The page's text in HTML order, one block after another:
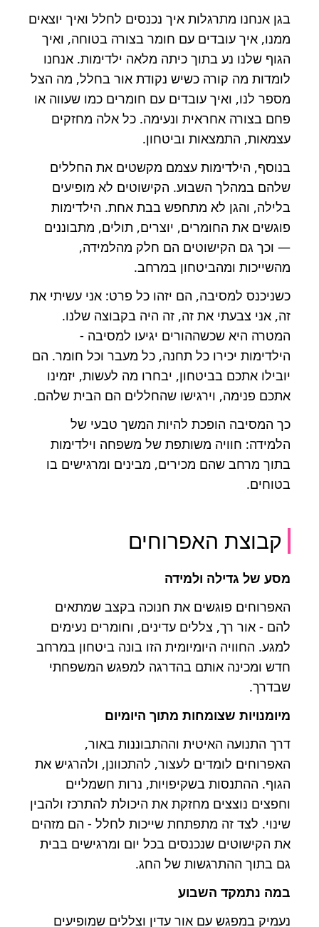
בגן אנחנו מתרגלות איך נכנסים לחלל ואיך יוצאים
ממנו, איך עובדים עם חומר בצורה בטוחה, ואיך
הגוף שלנו נע בתוך כיתה מלאה ילדימות. אנחנו
לומדות מה קורה כשיש נקודת אור בחלל, מה הצל
מספר לנו, ואיך עובדים עם חומרים כמו שעווה או
פחם בצורה אחראית ונעימה. כל אלה מחזקים
עצמאות, התמצאות וביטחון.
בנוסף, הילדימות עצמם מקשטים את החללים
שלהם במהלך השבוע. הקישוטים לא מופיעים
בלילה, והגן לא מתחפש בבת אחת. הילדימות
פוגשים את החומרים, יוצרים, תולים, מתבוננים
— וכך גם הקישוטים הם חלק מהלמידה,
מהשייכות ומהביטחון במרחב.
כשניכנס למסיבה, הם יזהו כל פרט: אני עשיתי את
זה, אני צבעתי את זה, זה היה בקבוצה שלנו.
המטרה היא שכשההורים יגיעו למסיבה -
הילדימות יכירו כל תחנה, כל מעבר וכל חומר. הם
יובילו אתכם בביטחון, יבחרו מה לעשות, יזמינו
אתכם פנימה, וירגישו שהחללים הם הבית שלהם.
כך המסיבה הופכת להיות המשך טבעי של
הלמידה: חוויה משותפת של משפחה וילדימות
בתוך מרחב שהם מכירים, מבינים ומרגישים בו
בטוחים.
קבוצת האפרוחים
מסע של גדילה ולמידה
האפרוחים פוגשים את חנוכה בקצב שמתאים
להם - אור רך, צללים עדינים, וחומרים נעימים
למגע. החוויה היומיומית הזו בונה ביטחון במרחב
חדש ומכינה אותם בהדרגה למפגש המשפחתי
שבדרך.
מיומנויות שצומחות מתוך היומיום
דרך התנועה האיטית וההתבוננות באור,
האפרוחים לומדים לעצור, להתכוונן, ולהרגיש את
הגוף. ההתנסות בשקיפויות, נרות חשמליים
וחפצים נוצצים מחזקת את היכולת להתרכז ולהבין
שינוי. לצד זה מתפתחת שייכות לחלל - הם מזהים
את הקישוטים שנכנסים בכל יום ומרגישים בבית
גם בתוך ההתרגשות של החג.
במה נתמקד השבוע
נעמיק במפגש עם אור עדין וצללים שמופיעים